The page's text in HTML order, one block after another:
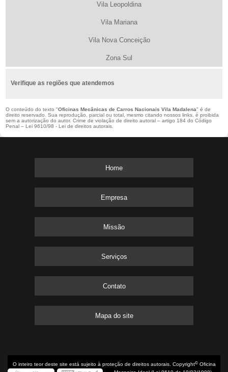
Vila Leopoldina
Vila Mariana
Vila Nova Conceição
Zona Sul
Verifique as regiões que atendemos
O conteúdo do texto "Oficinas Mecânicas de Carros Nacionais Vila Madalena" é de
direito reservado. Sua reprodução, parcial ou total, mesmo citando nossos links, é proibida
sem a autorização do autor. Crime de violação de direito autoral – artigo 184 do Código
Penal –Lei 9610/98 - Lei de direitos autorais.
Home
Empresa
Missão
Serviços
Contato
Mapa do site
O inteiro teor deste site está sujeito à proteção de direitos autorais. Copyright©Oficina